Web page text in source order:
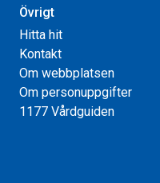
Övrigt
Hitta hit
Kontakt
Om webbplatsen
Om personuppgifter
1177 Vårdguiden